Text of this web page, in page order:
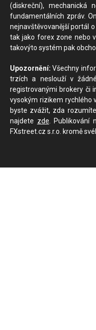
(diskreční), mechanická
fundamentálních zpráv.
nejnavštěvovanější portál
tak jako forex zone nebo
takovýto systém pak
Upozornění: Všechny
trzích a neslouží v
registrovanými brokery či
vysokým rizikem rychlého
byste zvážit, zda
najdete zde. Publikování
FXstreet.cz s.r.o. kromě